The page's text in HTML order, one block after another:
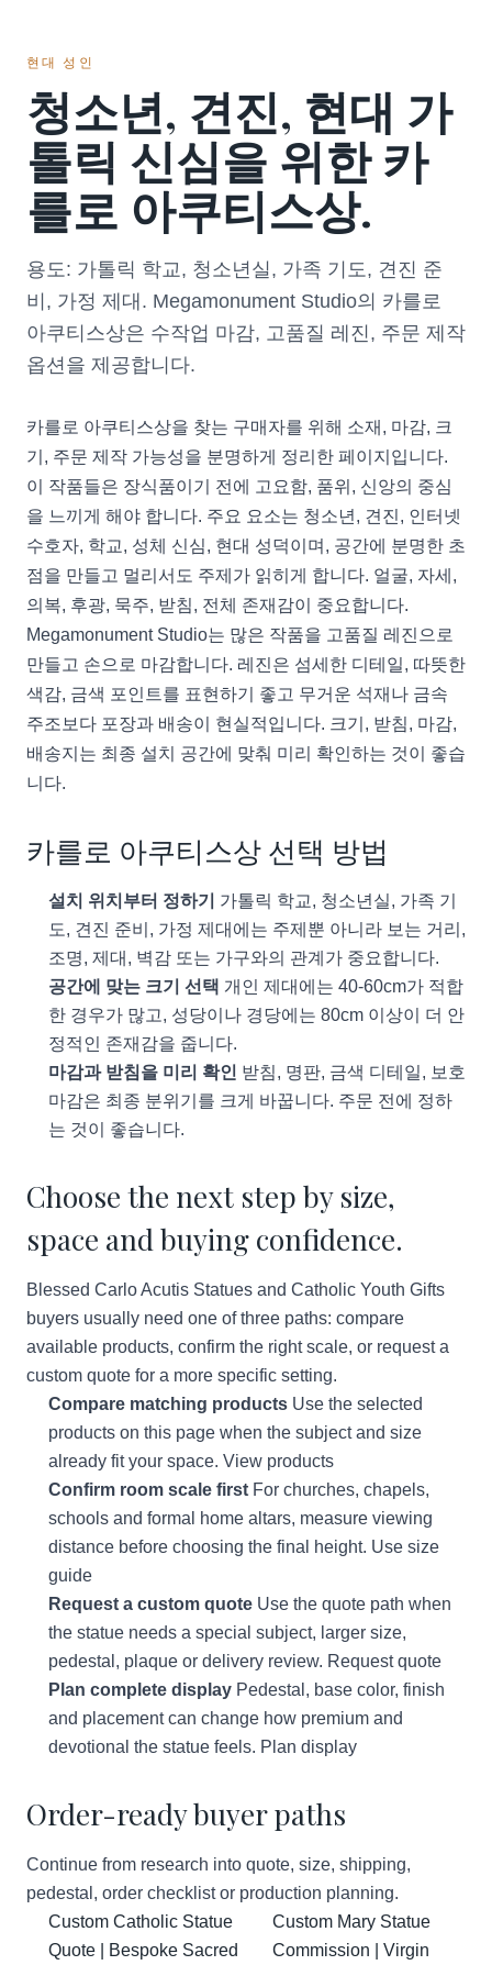
현대 성인
청소년, 견진, 현대 가
톨릭 신심을 위한 카
를로 아쿠티스상.
용도: 가톨릭 학교, 청소년실, 가족 기도, 견진 준
비, 가정 제대. Megamonument Studio의 카를로
아쿠티스상은 수작업 마감, 고품질 레진, 주문 제작
옵션을 제공합니다.
카를로 아쿠티스상을 찾는 구매자를 위해 소재, 마감, 크
기, 주문 제작 가능성을 분명하게 정리한 페이지입니다.
이 작품들은 장식품이기 전에 고요함, 품위, 신앙의 중심
을 느끼게 해야 합니다. 주요 요소는 청소년, 견진, 인터넷
수호자, 학교, 성체 신심, 현대 성덕이며, 공간에 분명한 초
점을 만들고 멀리서도 주제가 읽히게 합니다. 얼굴, 자세,
의복, 후광, 묵주, 받침, 전체 존재감이 중요합니다.
Megamonument Studio는 많은 작품을 고품질 레진으로
만들고 손으로 마감합니다. 레진은 섬세한 디테일, 따뜻한
색감, 금색 포인트를 표현하기 좋고 무거운 석재나 금속
주조보다 포장과 배송이 현실적입니다. 크기, 받침, 마감,
배송지는 최종 설치 공간에 맞춰 미리 확인하는 것이 좋습
니다.
카를로 아쿠티스상 선택 방법
설치 위치부터 정하기
가톨릭 학교, 청소년실, 가족 기
도, 견진 준비, 가정 제대에는 주제뿐 아니라 보는 거리,
조명, 제대, 벽감 또는 가구와의 관계가 중요합니다.
공간에 맞는 크기 선택 개인 제대에는 40-60cm가 적합
한 경우가 많고, 성당이나 경당에는 80cm 이상이 더 안
정적인 존재감을 줍니다.
마감과 받침을 미리 확인 받침, 명판, 금색 디테일, 보호
마감은 최종 분위기를 크게 바꿉니다. 주문 전에 정하
는 것이 좋습니다.
Choose the next step by size,
space and buying confidence.
Blessed Carlo Acutis Statues and Catholic Youth Gifts
buyers usually need one of three paths: compare
available products, confirm the right scale, or request a
custom quote for a more specific setting.
Compare matching products Use the selected
products on this page when the subject and size
already fit your space. View products
Confirm room scale first For churches, chapels,
schools and formal home altars, measure viewing
distance before choosing the final height. Use size
guide
Request a custom quote Use the quote path when
the statue needs a special subject, larger size,
pedestal, plaque or delivery review. Request quote
Plan complete display Pedestal, base color, finish
and placement can change how premium and
devotional the statue feels. Plan display
Order-ready buyer paths
Continue from research into quote, size, shipping,
pedestal, order checklist or production planning.
Custom Catholic Statue
Quote | Bespoke Sacred
Custom Mary Statue
Commission | Virgin